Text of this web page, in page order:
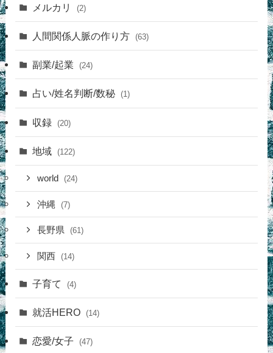
メルカリ (2)
人間関係人脈の作り方 (63)
副業/起業 (24)
占い/姓名判断/数秘 (1)
収録 (20)
地域 (122)
world (24)
沖縄 (7)
長野県 (61)
関西 (14)
子育て (4)
就活HERO (14)
恋愛/女子 (47)